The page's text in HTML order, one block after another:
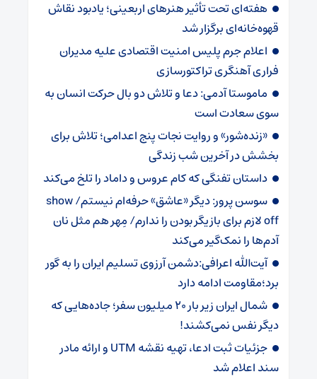
هفته‌ای تحت تأثیر هنرهای اربعینی؛ یادبود نقاش
قهوه‌خانه‌ای برگزار شد
اعلام جرم پلیس امنیت اقتصادی علیه مدیران
فراری آهنگری تراکتورسازی
ماموستا آدمی: دعا و تلاش دو بال حرکت انسان به
سوی سعادت است
«زنده‌شور» و روایت نجات پنج اعدامی؛ تلاش برای
بخشش در آخرین شب زندگی
داستان تفنگی که کام عروس و داماد را تلخ می‌کند
سوسن پرور: دیگر «عاشق» حرفه‌ام نیستم/ show
off لازم برای بازیگر بودن را ندارم/ مِهر هم مثل نان
آدم‌ها را نمک‌گیر می‌کند
آیت‌الله اعرافی:دشمن آرزوی تسلیم ایران را به گور
برد؛مقاومت ادامه دارد
شمال ایران زیر بار 20 میلیون سفر؛ جاده‌هایی که
دیگر نفس نمی‌کشند!
جزئیات ثبت ادعا، تهیه نقشه UTM و ارائه مادر
سند اعلام شد